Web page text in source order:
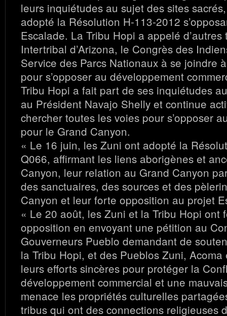
leurs inquiétudes au sujet des sites
adopté la Résolution H-113-2012
Escalade. La Tribu Hopi a appelé
Intertribal d’Arizona, le Congrès des
Service des Parcs Nationaux à se joindre
pour s’opposer au développement
Tribu Hopi a fait part de ses inquiétudes
au Président Navajo Shelly et continue
chercher toutes les voies pour s’opposer
pour le Grand Canyon.
« Le 16 juin, les Zuni ont adopté la
Q066, affirmant les liens aborigènes et
Canyon, leur relation au Grand Canyon
des sanctuaires, des sources et des
Canyon et leur forte opposition au projet
« Le 20 août, les Zuni et la Tribu Hopi ont
opposition en envoyant une pétition au
Gouverneurs Pueblo demandant de
la Tribu Hopi, et des Pueblos Zuni,
leurs efforts sincères pour protéger la
développement commercial et une
menace les propriétés culturelles
tribus qui ont des connections religieuses